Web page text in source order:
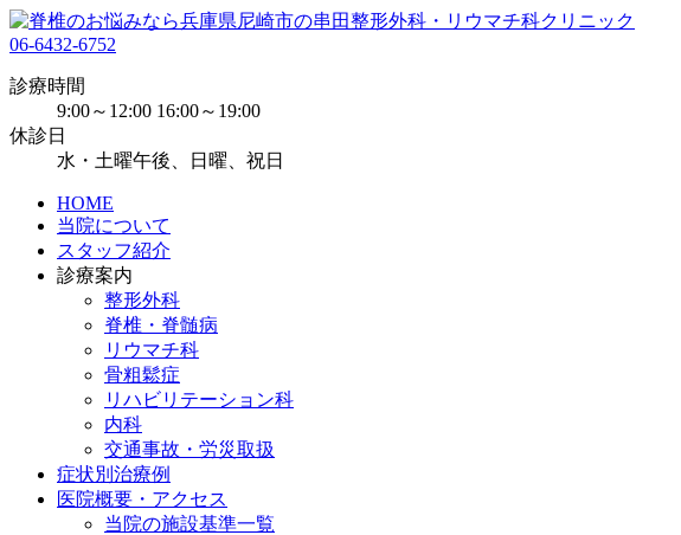
06-6432-6752
診療時間
9:00～12:00 16:00～19:00
休診日
水・土曜午後、日曜、祝日
HOME
当院について
スタッフ紹介
診療案内
整形外科
脊椎・脊髄病
リウマチ科
骨粗鬆症
リハビリテーション科
内科
交通事故・労災取扱
症状別治療例
医院概要・アクセス
当院の施設基準一覧